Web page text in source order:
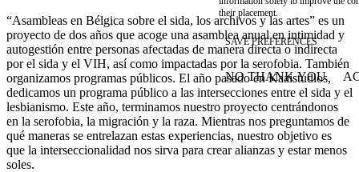
“Asambleas en Bélgica sobre el sida, los archivos y las artes” es un
proyecto de dos años que acoge una asamblea anual en intimidad y
autogestión entre personas afectadas de manera directa o indirecta
por el sida y el VIH, así como impactadas por la serofobia. También
organizamos programas públicos. El año pasado en Kaaistudios,
dedicamos un programa público a las intersecciones entre el sida y el
lesbianismo. Este año, terminamos nuestro proyecto centrándonos
en la serofobia, la migración y la raza. Mientras nos preguntamos de
qué maneras se entrelazan estas experiencias, nuestro objetivo es
que la interseccionalidad nos sirva para crear alianzas y estar menos
soles.
their placement.
SAVE PREFERENCES
NO THANK YOU
WITHDRAW